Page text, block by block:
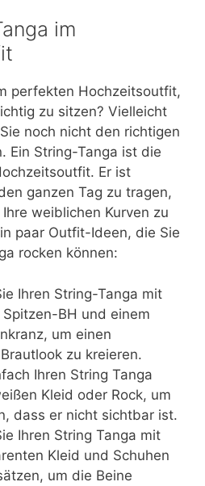
im
perfekten Hochzeitsoutfit,
zu sitzen? Vielleicht
noch nicht den richtigen
Ein String-Tanga ist die
Er ist
ganzen Tag zu tragen,
weiblichen Kurven zu
paar Outfit-Ideen, die Sie
rocken können:
Ihren String-Tanga mit
BH und einem
um einen
zu kreieren.
Ihren String Tanga
Kleid oder Rock, um
dass er nicht sichtbar ist.
Ihren String Tanga mit
Kleid und Schuhen
um die Beine